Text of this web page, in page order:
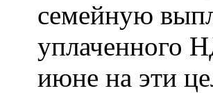
семейную
уплаченного
июне на эти